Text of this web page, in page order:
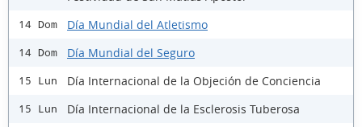
14 Dom Día Mundial del Atletismo
14 Dom Día Mundial del Seguro
15 Lun Día Internacional de la Objeción de Conciencia
15 Lun Día Internacional de la Esclerosis Tuberosa